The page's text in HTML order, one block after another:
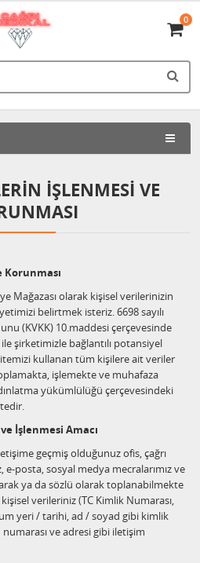
0
İŞLENMESI VE
Mağazası olarak kişisel verilerinizin
belirtmek isteriz. 6698 sayılı
(KVKK) 10.maddesi çerçevesinde
şirketimizle bağlantılı potansiyel
kullanan tüm kişilere ait veriler
işlemekte ve muhafaza
yükümlülüğü çerçevesindeki
İşlenmesi Amacı
geçmiş olduğunuz ofis, çağrı
posta, sosyal medya mecralarımız ve
ya da sözlü olarak toplanabilmekte
verileriniz (TC Kimlik Numarası,
yeri / tarihi, ad / soyad gibi kimlik
ve adresi gibi iletişim